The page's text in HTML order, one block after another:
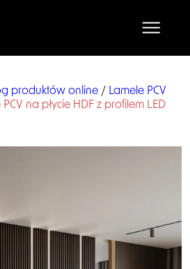
O nas
produktów online /
Lamele PCV
PCV na płycie HDF z profilem LED